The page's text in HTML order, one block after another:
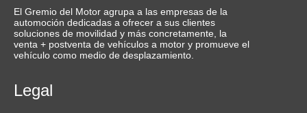
El Gremio del Motor agrupa a las empresas de la
automoción dedicadas a ofrecer a sus clientes
soluciones de movilidad y más concretamente, la
venta + postventa de vehículos a motor y promueve el
vehículo como medio de desplazamiento.
Legal